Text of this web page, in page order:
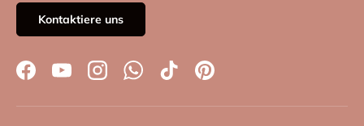
Kontaktiere uns
FacebookYouTubeInstagramWhatsApp
TikTokPinterest